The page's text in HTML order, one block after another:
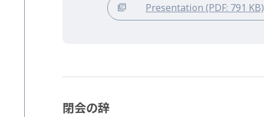
Presentation (PDF: 791 KB)
閉会の辞